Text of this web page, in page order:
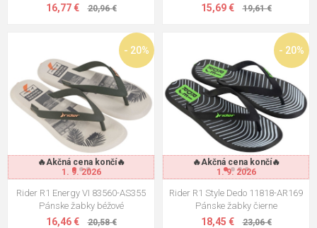
16,77 € 20,96 € 15,69 € 19,61 €
🔥Akčná cena končí🔥
1. 9. 2026
- 20%
Rider R1 Energy VI 83560-AS355
Pánske žabky béžové
16,46 € 20,58 €
🔥Akčná cena končí🔥
1. 9. 2026
- 20%
Rider R1 Style Dedo 11818-AR169
Pánske žabky čierne
18,45 € 23,06 €